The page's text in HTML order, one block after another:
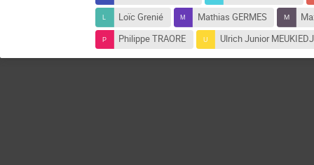
Loïc Grenié
Mathias GERMES
Philippe TRAORE
Ulrich Junior